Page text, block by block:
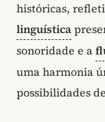
históricas,
linguística
sonoridade e a
uma harmonia
possibilidades